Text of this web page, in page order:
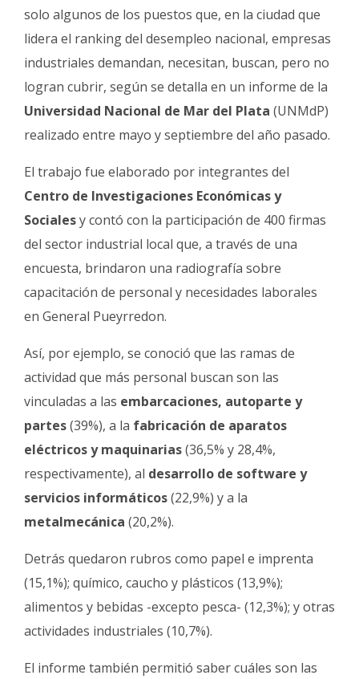
solo algunos de los puestos que, en la ciudad que
lidera el ranking del desempleo nacional, empresas
industriales demandan, necesitan, buscan, pero no
logran cubrir, según se detalla en un informe de la
Universidad Nacional de Mar del Plata (UNMdP)
realizado entre mayo y septiembre del año pasado.
El trabajo fue elaborado por integrantes del
Centro de Investigaciones Económicas y
Socialesy contó con la participación de 400 firmas
del sector industrial local que, a través de una
encuesta, brindaron una radiografía sobre
capacitación de personal y necesidades laborales
en General Pueyrredon.
Así, por ejemplo, se conoció que las ramas de
actividad que más personal buscan son las
vinculadas a las embarcaciones, autoparte y
partes(39%), a la fabricación de aparatos
eléctricos y maquinarias(36,5% y 28,4%,
respectivamente), al desarrollo de software y
servicios informáticos(22,9%) y a la
metalmecánica (20,2%).
Detrás quedaron rubros como papel e imprenta
(15,1%); químico, caucho y plásticos (13,9%);
alimentos y bebidas -excepto pesca- (12,3%); y otras
actividades industriales (10,7%).
El informe también permitió saber cuáles son las